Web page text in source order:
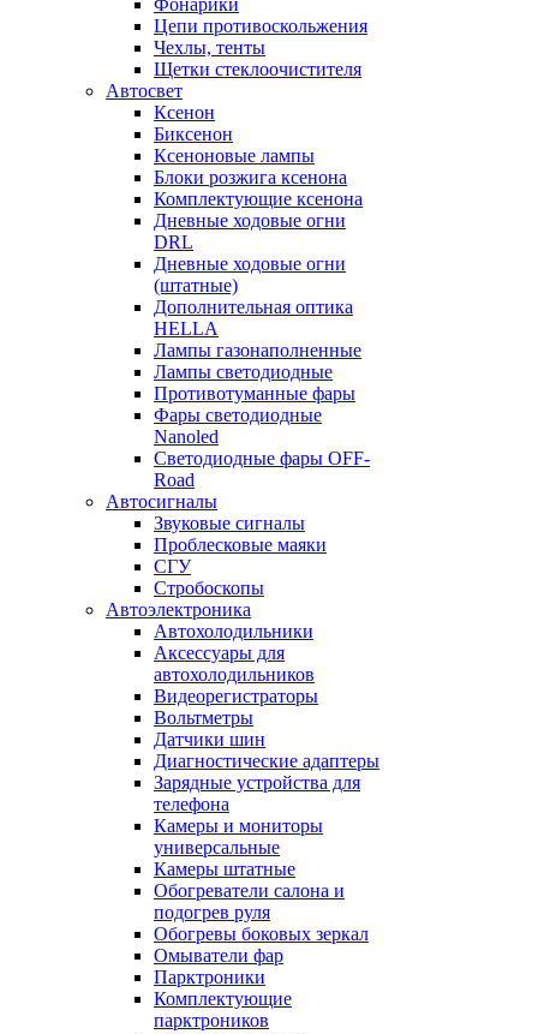
Цепи противоскольжения
Чехлы, тенты
Щетки стеклоочистителя
Автосвет
Ксенон
Биксенон
Ксеноновые лампы
Блоки розжига ксенона
Комплектующие ксенона
Дневные ходовые огни
DRL
Дневные ходовые огни
(штатные)
Дополнительная оптика
HELLA
Лампы газонаполненные
Лампы светодиодные
Противотуманные фары
Фары светодиодные
Nanoled
Светодиодные фары OFF-
Road
Автосигналы
Звуковые сигналы
Проблесковые маяки
СГУ
Стробоскопы
Автоэлектроника
Автохолодильники
Аксессуары для
автохолодильников
Видеорегистраторы
Вольтметры
Датчики шин
Диагностические адаптеры
Зарядные устройства для
телефона
Камеры и мониторы
универсальные
Камеры штатные
Обогреватели салона и
подогрев руля
Обогревы боковых зеркал
Омыватели фар
Парктроники
Комплектующие
парктроников